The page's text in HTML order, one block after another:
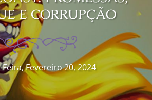
E CORRUPÇÃO
Fevereiro 20, 2024